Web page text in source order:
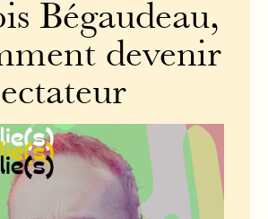
Bégaudeau,
devenir